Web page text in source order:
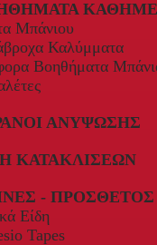
Μπάνιου
Καλύμματα
Βοηθήματα
ΑΝΎΨΩΣΗΣ
ΚΑΤΑΚΛΊΣΕΩΝ
-
Είδη
Tapes